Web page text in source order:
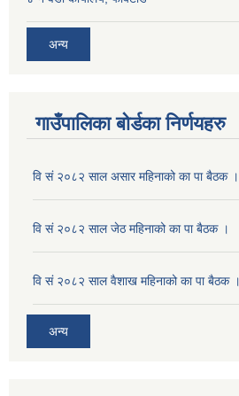
अन्य
गाउँपालिका बोर्डका निर्णयहरु
वि सं २०८२ साल असार महिनाको का पा बैठक ।
वि सं २०८२ साल जेठ महिनाको का पा बैठक ।
वि सं २०८२ साल वैशाख महिनाको का पा बैठक ।
अन्य